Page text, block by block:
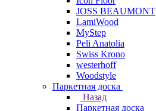
JOSS BEAUMONT
LamiWood
MyStep
Peli Anatolia
Swiss Krono
westerhoff
Woodstyle
Паркетная доска
Назад
Паркетная доска